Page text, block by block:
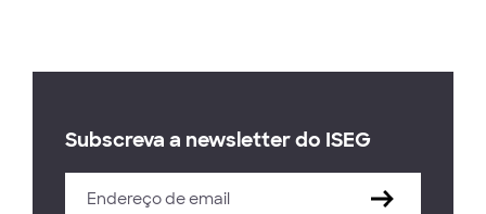
Subscreva a newsletter do ISEG